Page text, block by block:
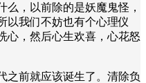
么，以前除的是妖魔鬼怪，
以我们不妨也有个心理仪
心，然后心生欢喜，心花怒
之前就应该诞生了。清除负